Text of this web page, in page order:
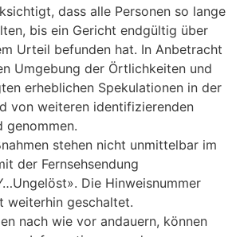
dass alle Personen so lange
bis ein Gericht endgültig über
Urteil befunden hat. In Anbetracht
Umgebung der Örtlichkeiten und
erheblichen Spekulationen in der
von weiteren identifizierenden
genommen.
stehen nicht unmittelbar im
der Fernsehsendung
Die Hinweisnummer
weiterhin geschaltet.
nach wie vor andauern, können